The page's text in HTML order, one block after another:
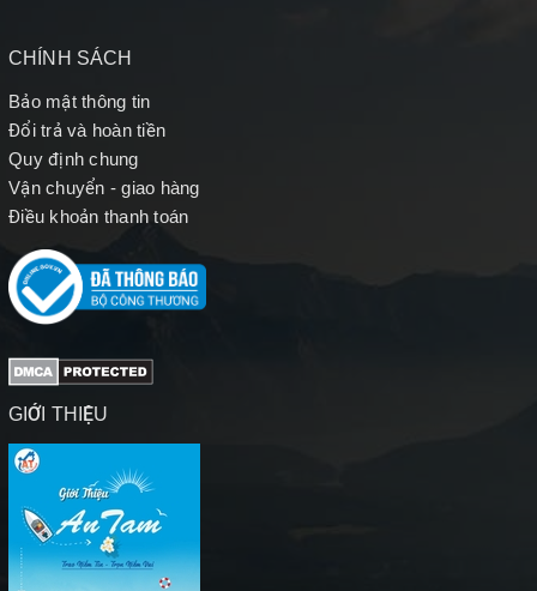
CHÍNH SÁCH
Bảo mật thông tin
Đổi trả và hoàn tiền
Quy định chung
Vận chuyển - giao hàng
Điều khoản thanh toán
GIỚI THIỆU